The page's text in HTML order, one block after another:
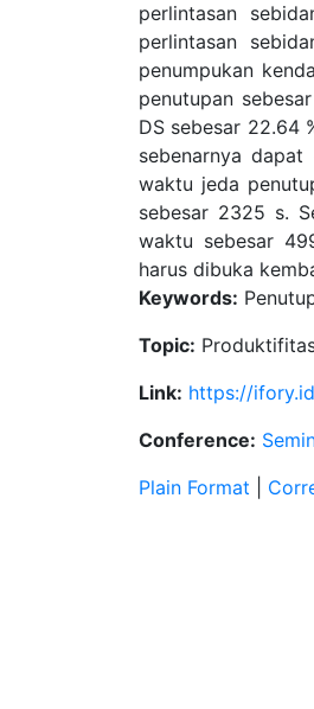
perlintasan
perlintasan
penumpukan
penutupan
DS sebesar 22.64
sebenarnya
waktu jeda
sebesar 2325 s.
waktu sebesar
harus dibuka
Keywords:
Topic:
Link: https://
Conference:
Plain Format